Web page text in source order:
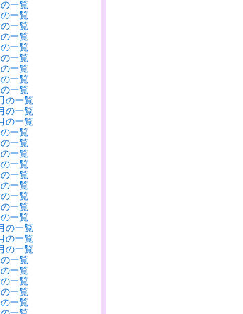
一覧
一覧
一覧
一覧
一覧
一覧
一覧
一覧
一覧
の一覧
の一覧
の一覧
一覧
一覧
一覧
一覧
一覧
一覧
一覧
一覧
一覧
の一覧
の一覧
の一覧
一覧
一覧
一覧
一覧
一覧